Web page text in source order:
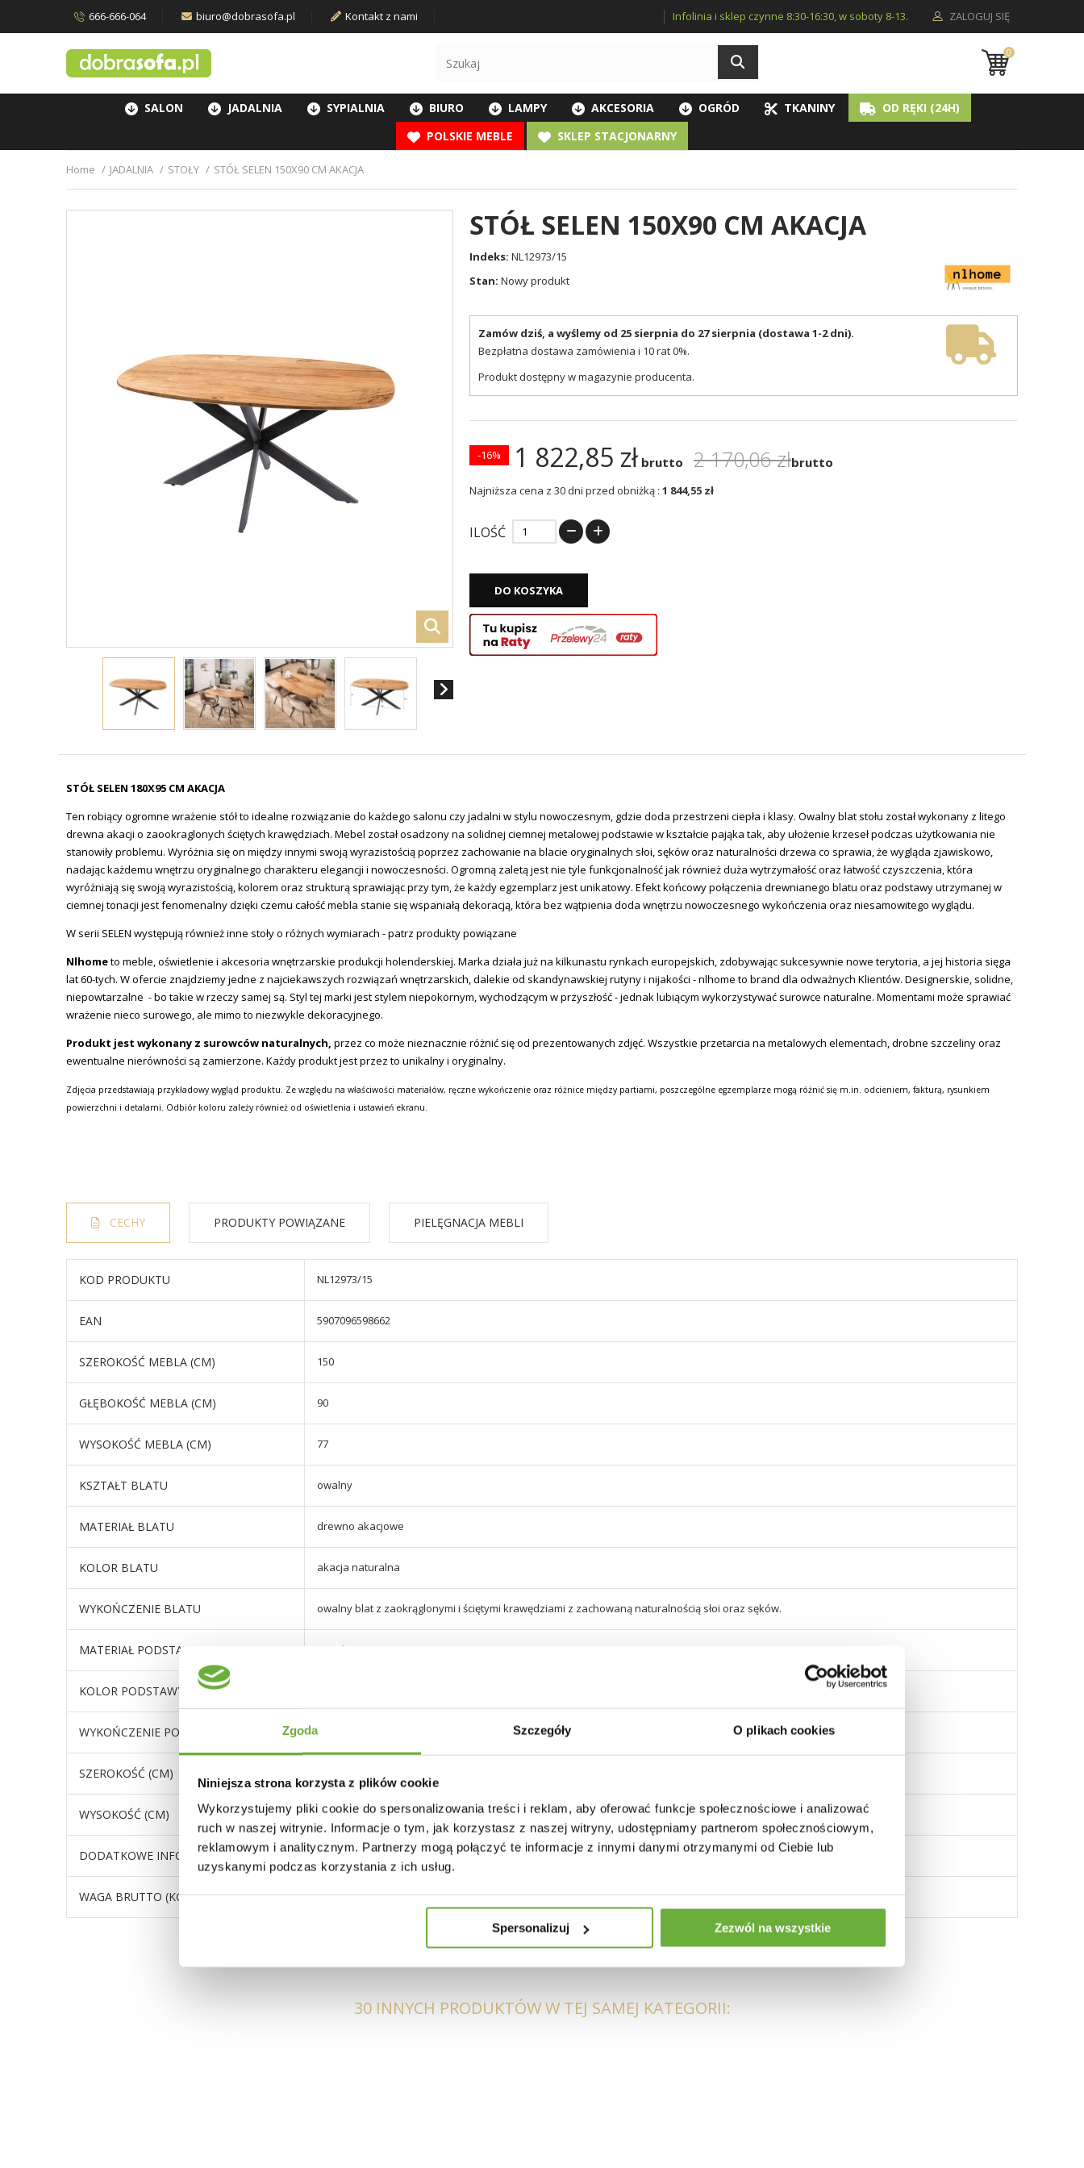
Zgoda Szczegóły O plikach cookies
Niniejsza strona korzysta z plików cookie
Wykorzystujemy pliki cookie do spersonalizowania treści i reklam, aby oferować funkcje społecznościowe i analizować
ruch w naszej witrynie. Informacje o tym, jak korzystasz z naszej witryny, udostępniamy partnerom społecznościowym,
reklamowym i analitycznym. Partnerzy mogą połączyć te informacje z innymi danymi otrzymanymi od Ciebie lub
uzyskanymi podczas korzystania z ich usług.
Spersonalizuj Zezwól na wszystkie
ZALOGUJ SIĘ
666-666-064 biuro@dobrasofa.pl Kontakt z nami Infolinia i sklep czynne 8:30-16:30, w soboty 8-13.
0
SALON JADALNIA SYPIALNIA BIURO LAMPY AKCESORIA OGRÓD TKANINY
OD RĘKI (24H)
POLSKIE MEBLE
SKLEP STACJONARNY
Home JADALNIA STOŁY STÓŁ SELEN 150X90 CM AKACJA
STÓŁ SELEN 150X90 CM AKACJA
Indeks: NL12973/15
Stan: Nowy produkt
Zamów dziś, a wyślemy od 25 sierpnia do 27 sierpnia (dostawa 1-2 dni).
Bezpłatna dostawa zamówienia i 10 rat 0%.
Produkt dostępny w magazynie producenta.
1 822,85 zł brutto 2 170,06 złbrutto
-16%
Najniższa cena z 30 dni przed obniżką : 1 844,55 zł
ILOŚĆ
DO KOSZYKA
STÓŁ SELEN 180X95 CM AKACJA
Ten robiący ogromne wrażenie stół to idealne rozwiązanie do każdego salonu czy jadalni w stylu nowoczesnym, gdzie doda przestrzeni ciepła i klasy. Owalny blat stołu został wykonany z litego
drewna akacji o zaookraglonych ściętych krawędziach. Mebel został osadzony na solidnej ciemnej metalowej podstawie w kształcie pająka tak, aby ułożenie krzeseł podczas użytkowania nie
stanowiły problemu. Wyróżnia się on między innymi swoją wyrazistością poprzez zachowanie na blacie oryginalnych słoi, sęków oraz naturalności drzewa co sprawia, że wygląda zjawiskowo,
nadając każdemu wnętrzu oryginalnego charakteru elegancji i nowoczesności. Ogromną zaletą jest nie tyle funkcjonalność jak również duża wytrzymałość oraz łatwość czyszczenia, która
wyróżniają się swoją wyrazistością, kolorem oraz strukturą sprawiając przy tym, że każdy egzemplarz jest unikatowy. Efekt końcowy połączenia drewnianego blatu oraz podstawy utrzymanej w
ciemnej tonacji jest fenomenalny dzięki czemu całość mebla stanie się wspaniałą dekoracją, która bez wątpienia doda wnętrzu nowoczesnego wykończenia oraz niesamowitego wyglądu.
W serii SELEN występują również inne stoły o różnych wymiarach - patrz produkty powiązane
Nlhometo meble, oświetlenie i akcesoria wnętrzarskie produkcji holenderskiej. Marka działa już na kilkunastu rynkach europejskich, zdobywając sukcesywnie nowe terytoria, a jej historia sięga
lat 60-tych. W ofercie znajdziemy jedne z najciekawszych rozwiązań wnętrzarskich, dalekie od skandynawskiej rutyny i nijakości - nlhome to brand dla odważnych Klientów. Designerskie, solidne,
niepowtarzalne - bo takie w rzeczy samej są. Styl tej marki jest stylem niepokornym, wychodzącym w przyszłość - jednak lubiącym wykorzystywać surowce naturalne. Momentami może sprawiać
wrażenie nieco surowego, ale mimo to niezwykle dekoracyjnego.
Produkt jest wykonany z surowców naturalnych, przez co może nieznacznie różnić się od prezentowanych zdjęć. Wszystkie przetarcia na metalowych elementach, drobne szczeliny oraz
ewentualne nierówności są zamierzone. Każdy produkt jest przez to unikalny i oryginalny.
Zdjęcia przedstawiają przykładowy wygląd produktu. Ze względu na właściwości materiałów, ręczne wykończenie oraz różnice między partiami, poszczególne egzemplarze mogą różnić się m.in. odcieniem, fakturą, rysunkiem
powierzchni i detalami. Odbiór koloru zależy również od oświetlenia i ustawień ekranu.
CECHY PRODUKTY POWIĄZANE PIELĘGNACJA MEBLI
KOD PRODUKTU NL12973/15
EAN 5907096598662
SZEROKOŚĆ MEBLA (CM) 150
GŁĘBOKOŚĆ MEBLA (CM) 90
WYSOKOŚĆ MEBLA (CM) 77
KSZTAŁT BLATU owalny
MATERIAŁ BLATU drewno akacjowe
KOLOR BLATU akacja naturalna
WYKOŃCZENIE BLATU owalny blat z zaokrąglonymi i ściętymi krawędziami z zachowaną naturalnością słoi oraz sęków.
MATERIAŁ PODSTAWY metal
KOLOR PODSTAWY
WYKOŃCZENIE PODSTAWY metal malowany proszkowo
SZEROKOŚĆ (CM)
WYSOKOŚĆ (CM) podstawy 74 cm
DODATKOWE INFORMACJE stół swobodnie pomieści 4 osoby.
WAGA BRUTTO (KG) 40
30 INNYCH PRODUKTÓW W TEJ SAMEJ KATEGORII: